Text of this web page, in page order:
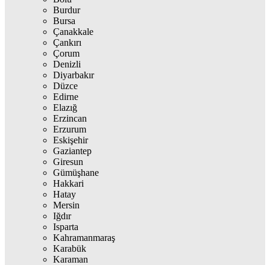
Burdur
Bursa
Çanakkale
Çankırı
Çorum
Denizli
Diyarbakır
Düzce
Edirne
Elazığ
Erzincan
Erzurum
Eskişehir
Gaziantep
Giresun
Gümüşhane
Hakkari
Hatay
Mersin
Iğdır
Isparta
Kahramanmaraş
Karabük
Karaman